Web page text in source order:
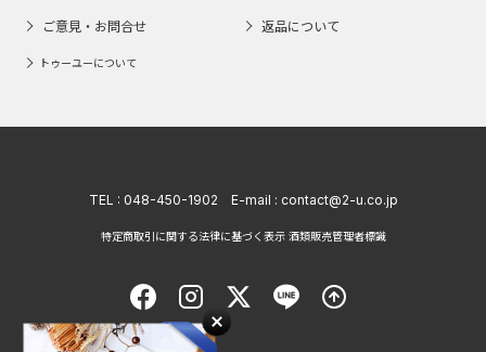
ご意見・お問合せ 返品について
トゥーユーについて
TEL : 048-450-1902 E-mail : contact@2-u.co.jp
特定商取引に関する法律に基づく表示 酒類販売管理者標識